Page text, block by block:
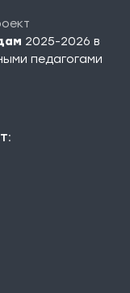
2025-2026 в
педагогами